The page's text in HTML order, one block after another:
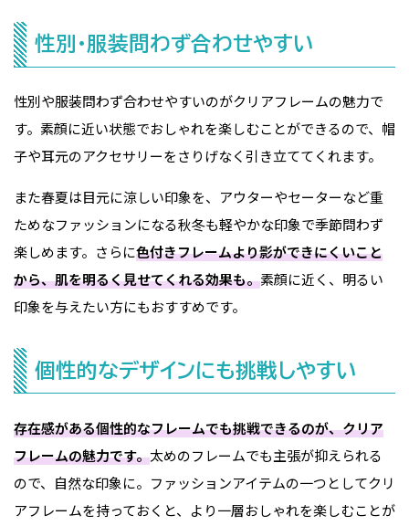
性別・服装問わず合わせやすい
性別や服装問わず合わせやすいのがクリアフレームの魅力で
す。素顔に近い状態でおしゃれを楽しむことができるので、帽
子や耳元のアクセサリーをさりげなく引き立ててくれます。
また春夏は目元に涼しい印象を、アウターやセーターなど重
ためなファッションになる秋冬も軽やかな印象で季節問わず
楽しめます。さらに色付きフレームより影ができにくいこと
から、肌を明るく見せてくれる効果も。素顔に近く、明るい
印象を与えたい方にもおすすめです。
個性的なデザインにも挑戦しやすい
存在感がある個性的なフレームでも挑戦できるのが、クリア
フレームの魅力です。太めのフレームでも主張が抑えられる
ので、自然な印象に。ファッションアイテムの一つとしてクリ
アフレームを持っておくと、より一層おしゃれを楽しむことが